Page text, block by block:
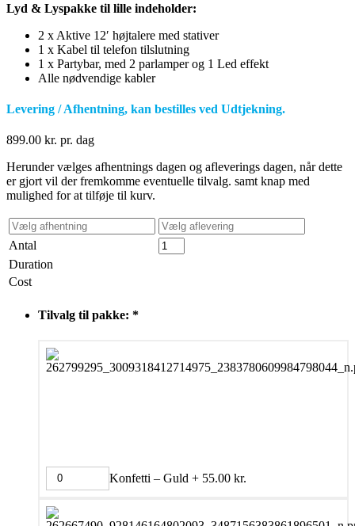
Lyd & Lyspakke til lille indeholder:
2 x Aktive 12′ højtalere med stativer
1 x Kabel til telefon tilslutning
1 x Partybar, med 2 parlamper og 1 Led effekt
Alle nødvendige kabler
Levering / Afhentning, kan bestilles ved Udtjekning.
899.00 kr. pr. dag
Herunder vælges afhentnings dagen og afleverings dagen, når dette
er gjort vil der fremkomme eventuelle tilvalg. samt knap med
mulighed for at tilføje til kurv.
Antal
Duration
Cost
Tilvalg til pakke: *
Konfetti – Guld + 55.00 kr.